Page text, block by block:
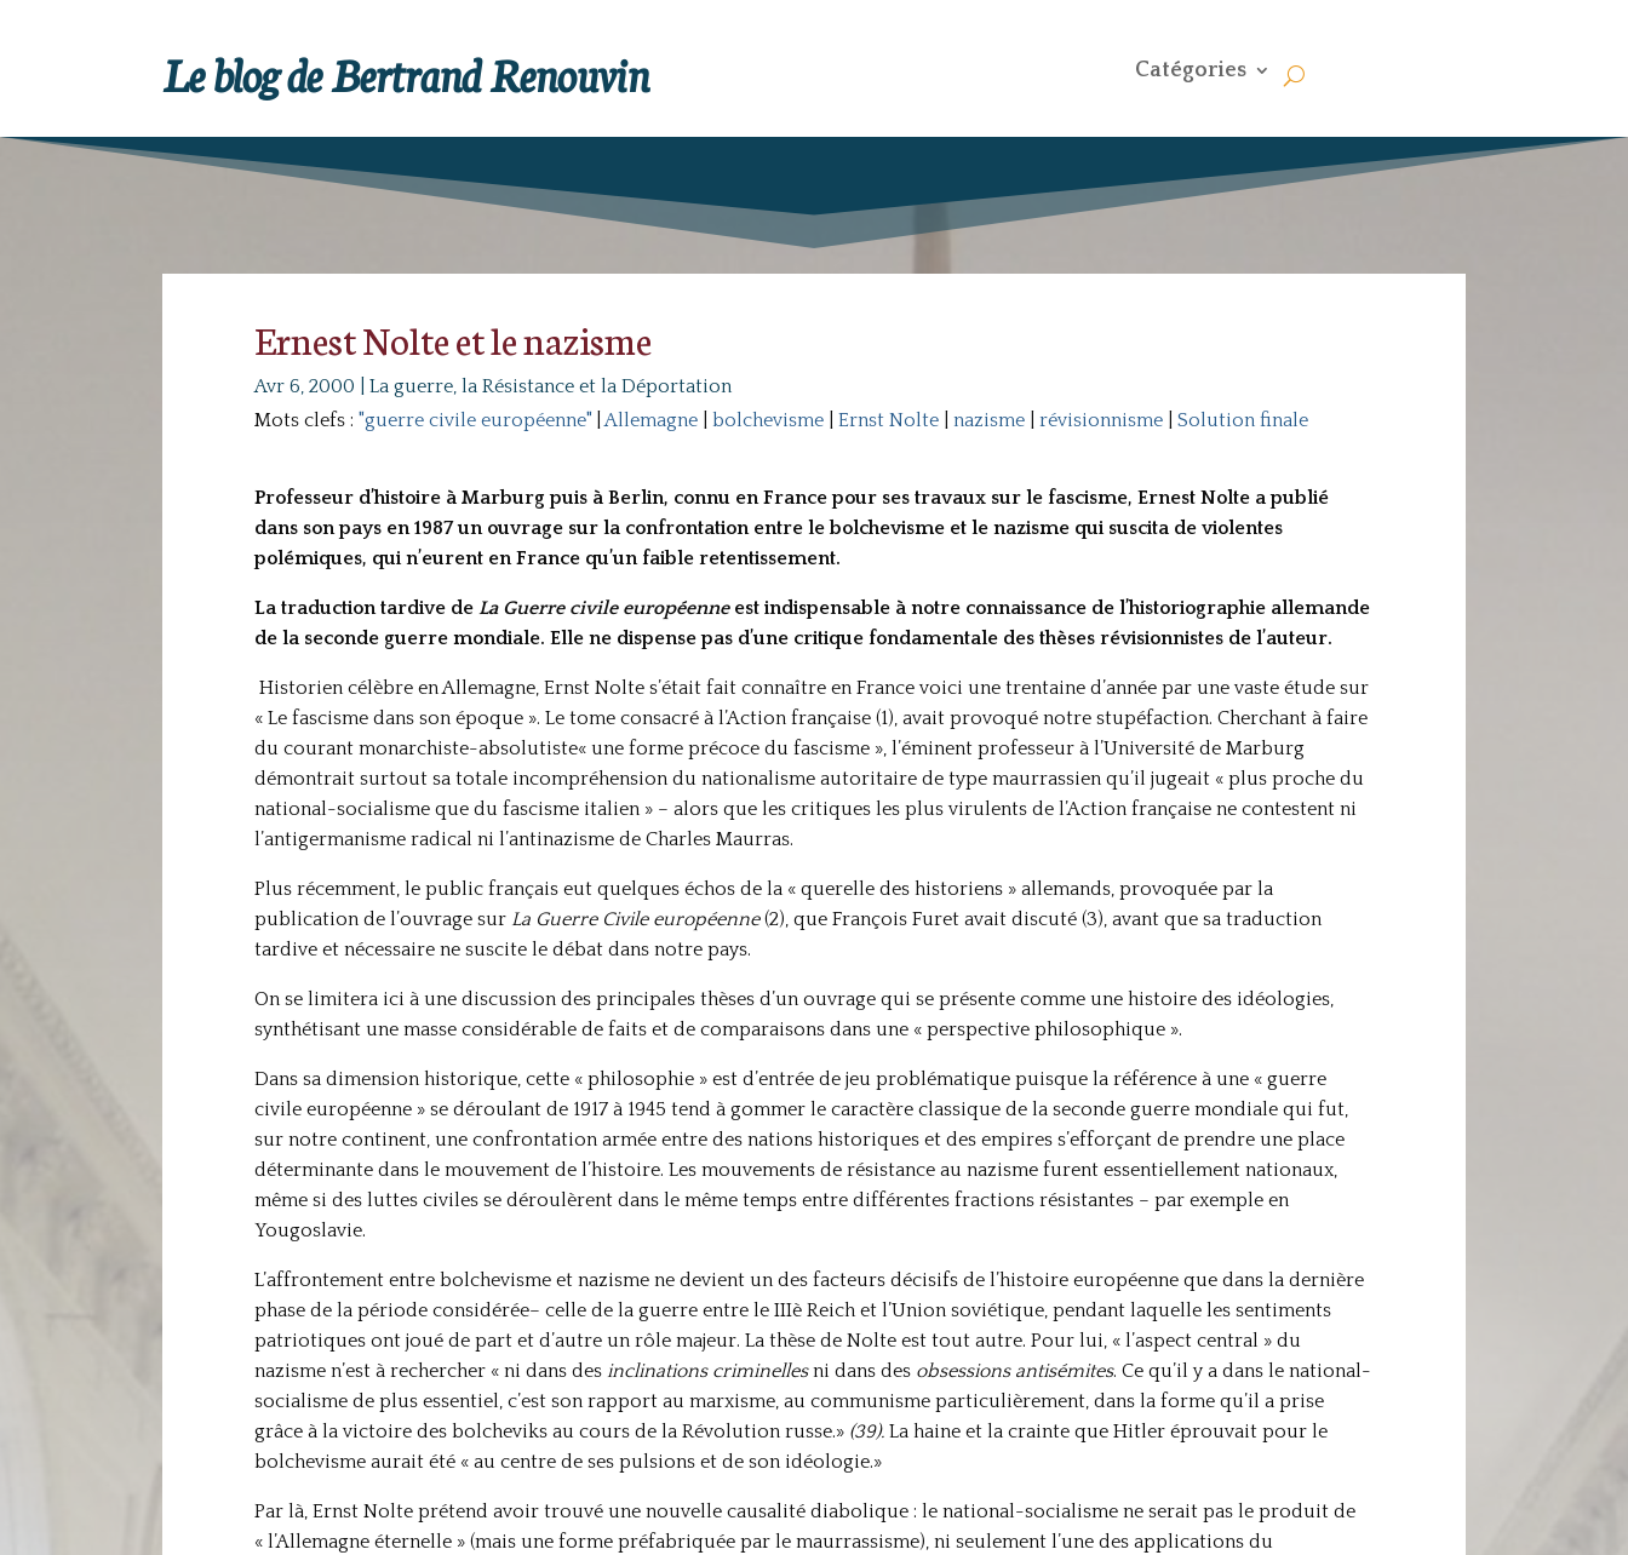
Le blog de Bertrand Renouvin Catégories
Ernest Nolte et le nazisme
Avr 6, 2000
La guerre, la Résistance et la Déportation
Mots clefs : "guerre civile européenne"|Allemagne| bolchevisme| Ernst Nolte| nazisme| révisionnisme| Solution finale
Professeur d’histoire à Marburg puis à Berlin, connu en France pour ses travaux sur le fascisme, Ernest Nolte a publié
dans son pays en 1987 un ouvrage sur la confrontation entre le bolchevisme et le nazisme qui suscita de violentes
polémiques, qui n’eurent en France qu’un faible retentissement.
La traduction tardive de La Guerre civile européenneest indispensable à notre connaissance de l’historiographie allemande
de la seconde guerre mondiale. Elle ne dispense pas d’une critique fondamentale des thèses révisionnistes de l’auteur.
Historien célèbre en Allemagne, Ernst Nolte s’était fait connaître en France voici une trentaine d’année par une vaste étude sur
« Le fascisme dans son époque ». Le tome consacré à l’Action française (1), avait provoqué notre stupéfaction. Cherchant à faire
du courant monarchiste-absolutiste« une forme précoce du fascisme », l’éminent professeur à l’Université de Marburg
démontrait surtout sa totale incompréhension du nationalisme autoritaire de type maurrassien qu’il jugeait « plus proche du
national-socialisme que du fascisme italien » – alors que les critiques les plus virulents de l’Action française ne contestent ni
l’antigermanisme radical ni l’antinazisme de Charles Maurras.
Plus récemment, le public français eut quelques échos de la « querelle des historiens » allemands, provoquée par la
publication de l’ouvrage sur La Guerre Civile européenne(2), que François Furet avait discuté (3), avant que sa traduction
tardive et nécessaire ne suscite le débat dans notre pays.
On se limitera ici à une discussion des principales thèses d’un ouvrage qui se présente comme une histoire des idéologies,
synthétisant une masse considérable de faits et de comparaisons dans une « perspective philosophique ».
Dans sa dimension historique, cette « philosophie » est d’entrée de jeu problématique puisque la référence à une « guerre
civile européenne » se déroulant de 1917 à 1945 tend à gommer le caractère classique de la seconde guerre mondiale qui fut,
sur notre continent, une confrontation armée entre des nations historiques et des empires s’efforçant de prendre une place
déterminante dans le mouvement de l’histoire. Les mouvements de résistance au nazisme furent essentiellement nationaux,
même si des luttes civiles se déroulèrent dans le même temps entre différentes fractions résistantes – par exemple en
Yougoslavie.
L’affrontement entre bolchevisme et nazisme ne devient un des facteurs décisifs de l’histoire européenne que dans la dernière
phase de la période considérée– celle de la guerre entre le IIIè Reich et l’Union soviétique, pendant laquelle les sentiments
patriotiques ont joué de part et d’autre un rôle majeur. La thèse de Nolte est tout autre. Pour lui, « l’aspect central » du
nazisme n’est à rechercher « ni dans des inclinations criminellesni dans des obsessions antisémites. Ce qu’il y a dans le national-
socialisme de plus essentiel, c’est son rapport au marxisme, au communisme particulièrement, dans la forme qu’il a prise
grâce à la victoire des bolcheviks au cours de la Révolution russe.» (39).La haine et la crainte que Hitler éprouvait pour le
bolchevisme aurait été « au centre de ses pulsions et de son idéologie.»
Par là, Ernst Nolte prétend avoir trouvé une nouvelle causalité diabolique : le national-socialisme ne serait pas le produit de
« l’Allemagne éternelle » (mais une forme préfabriquée par le maurrassisme), ni seulement l’une des applications du